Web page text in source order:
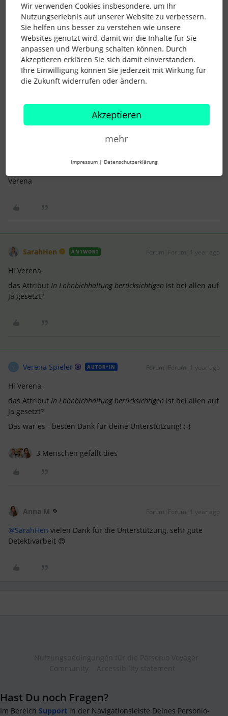
Verena Spieler Forum|Forum|1 year ago
Hallo Sarah,
danke für deine Antwort - die DATEV Personalnummer ist
auch im Mitarbeitendenprofil gleich.
Ich verstehe halt nicht, warum manche Dokumente richtig
verteilt werden und manche nicht - auch ein Muster kann ich
Verena
SarahHen ANTWORT
Hi Verena,
das Attribut In Lohnbichhaltung berücksichtigen ist bei allen auf
Ja gesetzt?
Verena Spieler AUTOR*IN Forum|Forum|1 year ago
Hi Verena,
das Attribut In Lohnbichhaltung berücksichtigen ist bei allen auf
Ja gesetzt?
Das war es - besten Dank für deine Unterstützung! :-)
3 Menschen gefällt dies
Anna M Forum|Forum|1 year ago
@SarahHen vielen Dank für die Unterstützung, sehr gute
Detektivarbeit 😍
Hast Du noch Fragen?
Im Bereich Support in der Navigationsleiste Deines Personio-
Wir verwenden Cookies insbesondere, um Ihr
Nutzungserlebnis auf unserer Website zu verbessern.
Sie helfen uns besser zu verstehen wie unsere
Websites genutzt wird, damit wir die Inhalte für Sie
anpassen und Werbung schalten können. Durch
Akzeptieren erklären Sie sich damit einverstanden.
Ihre Einwilligung können Sie jederzeit mit Wirkung für
die Zukunft widerrufen oder ändern.
Akzeptieren
mehr
Impressum | Datenschutzerklärung